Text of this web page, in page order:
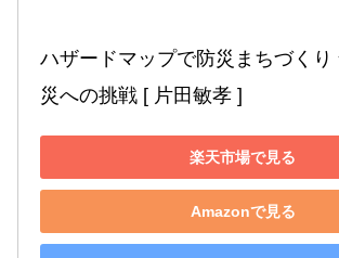
ハザードマップで防災まちづくり
災への挑戦 [ 片田敏孝 ]
楽天市場で見る
Amazonで見る